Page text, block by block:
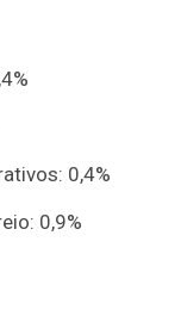
0,4%
0,9%